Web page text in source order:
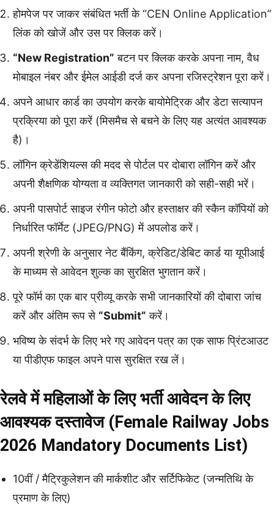
होमपेज पर जाकर संबंधित भर्ती के “CEN Online Application”
लिंक को खोजें और उस पर क्लिक करें।
“New Registration” बटन पर क्लिक करके अपना नाम, वैध
मोबाइल नंबर और ईमेल आईडी दर्ज कर अपना रजिस्ट्रेशन पूरा करें।
अपने आधार कार्ड का उपयोग करके बायोमेट्रिक और डेटा सत्यापन
प्रक्रिया को पूरा करें (मिसमैच से बचने के लिए यह अत्यंत आवश्यक
है)।
लॉगिन क्रेडेंशियल्स की मदद से पोर्टल पर दोबारा लॉगिन करें और
अपनी शैक्षणिक योग्यता व व्यक्तिगत जानकारी को सही-सही भरें।
अपनी पासपोर्ट साइज रंगीन फोटो और हस्ताक्षर की स्कैन कॉपियों को
निर्धारित फॉर्मेट (JPEG/PNG) में अपलोड करें।
अपनी श्रेणी के अनुसार नेट बैंकिंग, क्रेडिट/डेबिट कार्ड या यूपीआई
के माध्यम से आवेदन शुल्क का सुरक्षित भुगतान करें।
पूरे फॉर्म का एक बार प्रीव्यू करके सभी जानकारियों की दोबारा जांच
करें और अंतिम रूप से “Submit” करें।
भविष्य के संदर्भ के लिए भरे गए आवेदन पत्र का एक साफ प्रिंटआउट
या पीडीएफ फाइल अपने पास सुरक्षित रख लें।
रेलवे में महिलाओं के लिए भर्ती आवेदन के लिए
आवश्यक दस्तावेज (Female Railway Jobs
2026 Mandatory Documents List)
10वीं / मैट्रिकुलेशन की मार्कशीट और सर्टिफिकेट (जन्मतिथि के
प्रमाण के लिए)